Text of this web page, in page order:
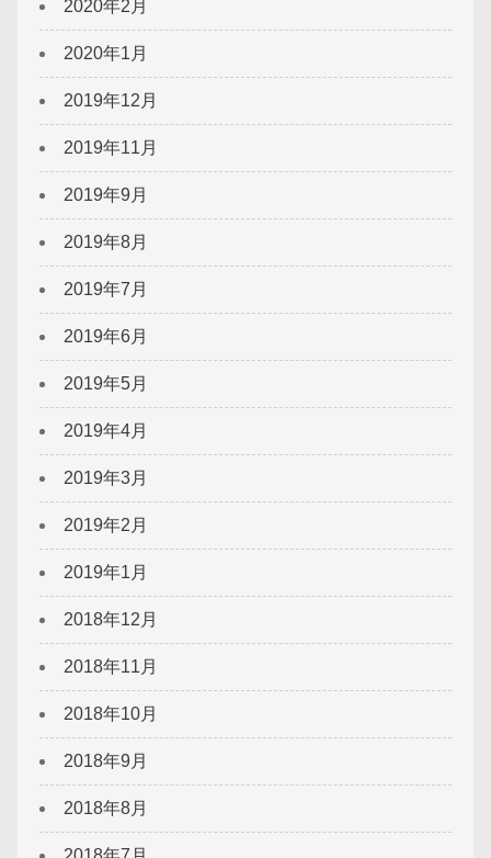
2020年2月
2020年1月
2019年12月
2019年11月
2019年9月
2019年8月
2019年7月
2019年6月
2019年5月
2019年4月
2019年3月
2019年2月
2019年1月
2018年12月
2018年11月
2018年10月
2018年9月
2018年8月